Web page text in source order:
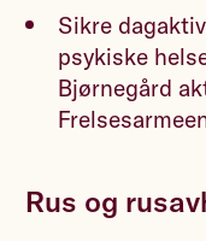
Sikre
psykiske
Bjørnegård
Rus og